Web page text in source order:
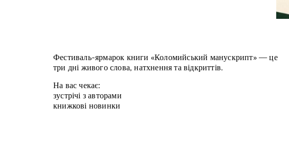
Фестиваль-ярмарок книги «Коломийський манускрипт» — це
три дні живого слова, натхнення та відкриттів.
На вас чекає:
зустрічі з авторами
книжкові новинки